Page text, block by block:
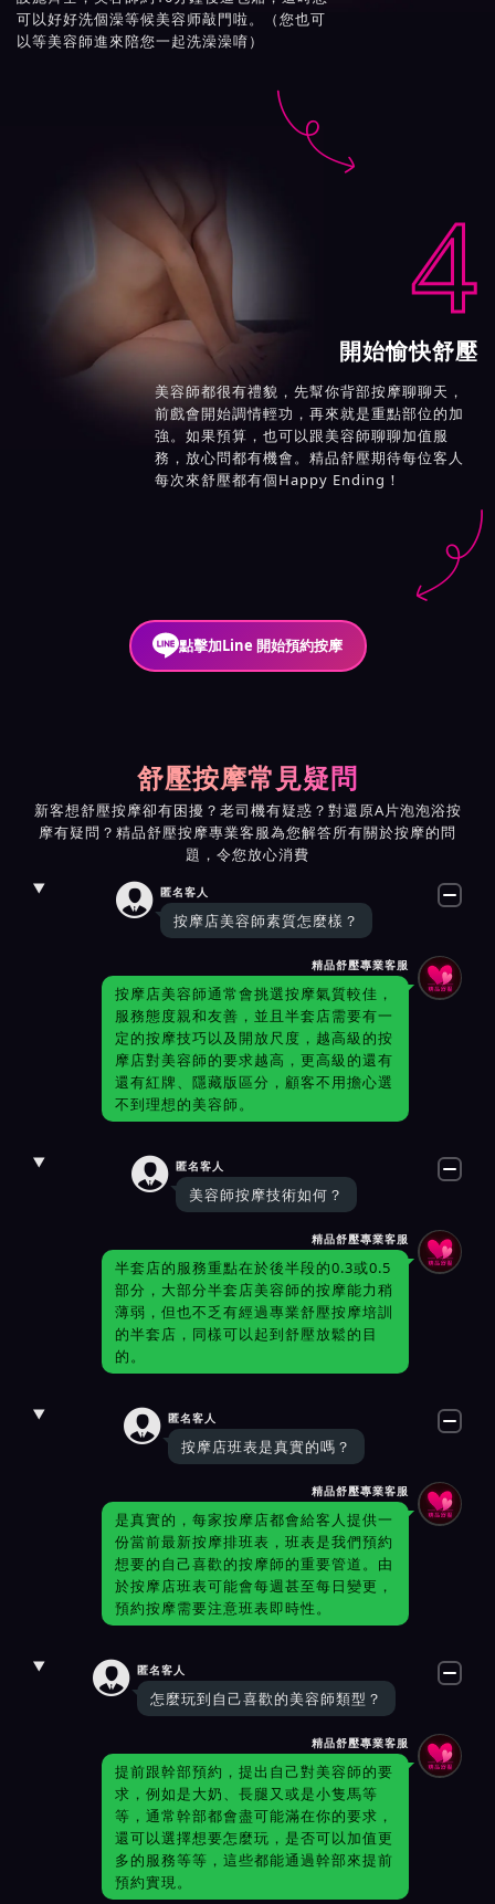
可以好好洗個澡等候美容师敲門啦。（您也可
以等美容師進來陪您一起洗澡澡唷）

4
開始愉快舒壓
美容師都很有禮貌，先幫你背部按摩聊聊天，
前戲會開始調情輕功，再來就是重點部位的加
強。如果預算，也可以跟美容師聊聊加值服
務，放心問都有機會。精品舒壓期待每位客人
每次來舒壓都有個Happy Ending！
點擊加Line 開始預約按摩
舒壓按摩常見疑問
新客想舒壓按摩卻有困擾？老司機有疑惑？對還原A片泡泡浴按
摩有疑問？精品舒壓按摩專業客服為您解答所有關於按摩的問
題，令您放心消費
 匿名客人
按摩店美容師素質怎麼樣？
精品舒壓專業客服
按摩店美容師通常會挑選按摩氣質較佳，
服務態度親和友善，並且半套店需要有一
定的按摩技巧以及開放尺度，越高級的按
摩店對美容師的要求越高，更高級的還有
還有紅牌、隱藏版區分，顧客不用擔心選
不到理想的美容師。
 匿名客人
美容師按摩技術如何？
精品舒壓專業客服
半套店的服務重點在於後半段的0.3或0.5
部分，大部分半套店美容師的按摩能力稍
薄弱，但也不乏有經過專業舒壓按摩培訓
的半套店，同樣可以起到舒壓放鬆的目
的。
 匿名客人
按摩店班表是真實的嗎？
精品舒壓專業客服
是真實的，每家按摩店都會給客人提供一
份當前最新按摩排班表，班表是我們預約
想要的自己喜歡的按摩師的重要管道。由
於按摩店班表可能會每週甚至每日變更，
預約按摩需要注意班表即時性。
 匿名客人
怎麼玩到自己喜歡的美容師類型？
精品舒壓專業客服
提前跟幹部預約，提出自己對美容師的要
求，例如是大奶、長腿又或是小隻馬等
等，通常幹部都會盡可能滿在你的要求，
還可以選擇想要怎麼玩，是否可以加值更
多的服務等等，這些都能通過幹部來提前
預約實現。